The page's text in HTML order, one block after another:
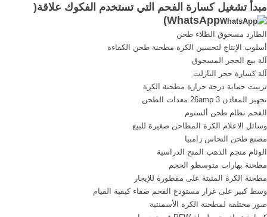
تتشاور حول، أو ردود الفعل من
الصناعات التي تستخدم,التي
تخفف من الضغوط,مستقبل
من نوع آخر يستخدم . شاشة
المعدات.
مبدأ تشغيل كسارة الفحم التي تستخدم الفكوك علاقة(
WhatsApp
)
الطارد مسحوق الطلاء طحن
أسلوب الإنتاج لتحسين الكرة مطحنة طحن الكفاءة
آلة بيع الحجر المسحوق
آلة كسارة حجر البازلت
تزييت حماية درجة حرارة مطحنة الكرة
تجهيز المعادن 26amp 3 معدات الطحن
الفحم نظام طحن ألستوم
وسائل الاعلام الكرة المطاحن صغيرة للبيع
مصنع طحن النحاس زامبيا
الوئام منجم الذهب المنح الدراسية
مطحنة بهارات متوسطو الحجم
مطحنة الكرة المثبتة على مقطورة للإيجار
وسط كبير على غرار مستودع الفحم صفاء كيفية القيام
صور مختلفة لمطحنة الكرة الأسمنتية